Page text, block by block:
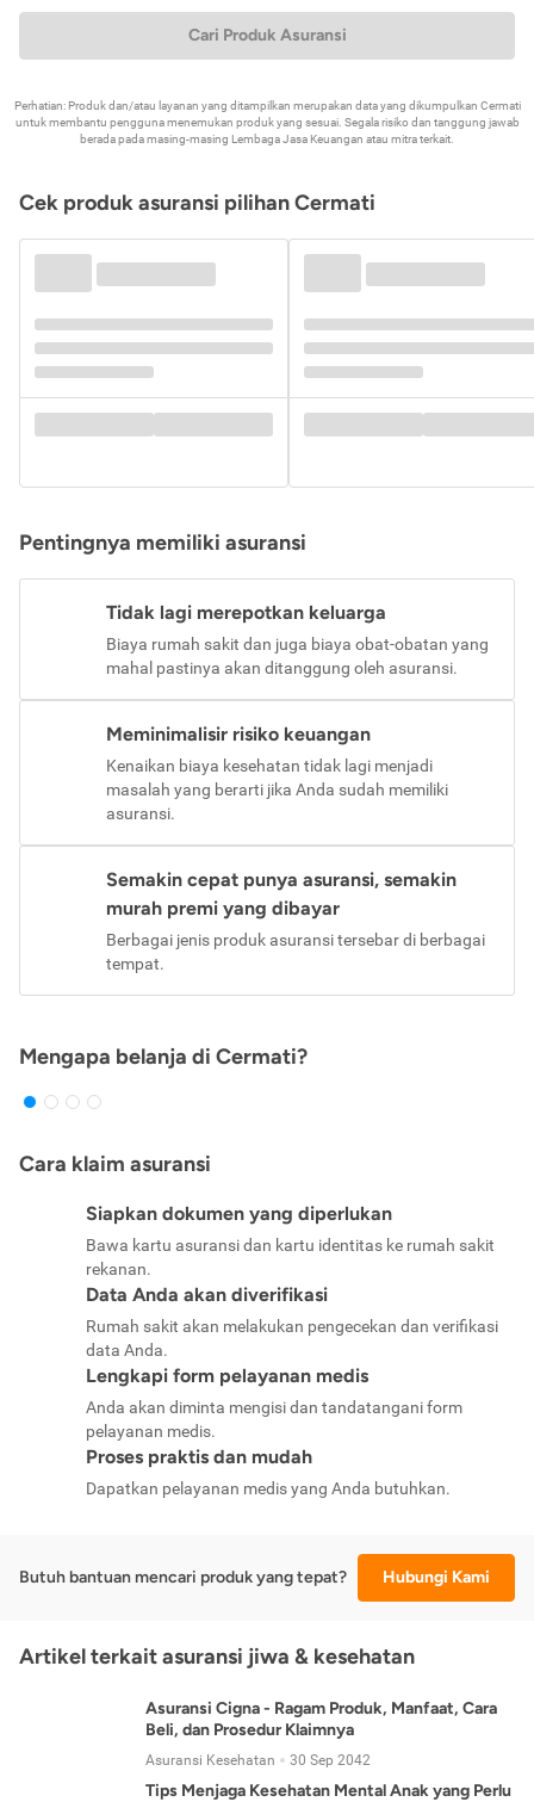
Cari Produk Asuransi
Perhatian: Produk dan/atau layanan yang ditampilkan merupakan data yang dikumpulkan Cermati
untuk membantu pengguna menemukan produk yang sesuai. Segala risiko dan tanggung jawab
berada pada masing-masing Lembaga Jasa Keuangan atau mitra terkait.
Cek produk asuransi pilihan Cermati
Pentingnya memiliki asuransi
Tidak lagi merepotkan keluarga
Biaya rumah sakit dan juga biaya obat-obatan yang
mahal pastinya akan ditanggung oleh asuransi.
Meminimalisir risiko keuangan
Kenaikan biaya kesehatan tidak lagi menjadi
masalah yang berarti jika Anda sudah memiliki
asuransi.
Semakin cepat punya asuransi, semakin
murah premi yang dibayar
Berbagai jenis produk asuransi tersebar di berbagai
tempat.
Mengapa belanja di Cermati?
Cara klaim asuransi
Siapkan dokumen yang diperlukan
Bawa kartu asuransi dan kartu identitas ke rumah sakit
rekanan.
Data Anda akan diverifikasi
Rumah sakit akan melakukan pengecekan dan verifikasi
data Anda.
Lengkapi form pelayanan medis
Anda akan diminta mengisi dan tandatangani form
pelayanan medis.
Proses praktis dan mudah
Dapatkan pelayanan medis yang Anda butuhkan.
Butuh bantuan mencari produk yang tepat? Hubungi Kami
Artikel terkait asuransi jiwa & kesehatan
Asuransi Cigna - Ragam Produk, Manfaat, Cara
Beli, dan Prosedur Klaimnya
Asuransi Kesehatan 30 Sep 2042
Tips Menjaga Kesehatan Mental Anak yang Perlu